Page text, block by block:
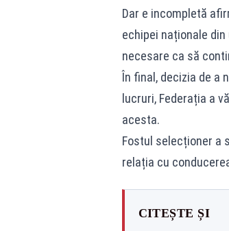
Dar e incompletă
echipei naționale
necesare ca să
În final, decizia de a
lucruri, Federația a
acesta.
Fostul selecționer a
relația cu
CITEȘTE ȘI